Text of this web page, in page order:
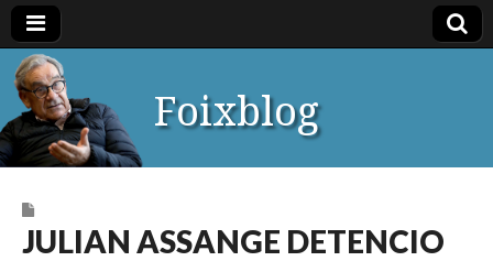
Foixblog
JULIAN ASSANGE DETENCIO